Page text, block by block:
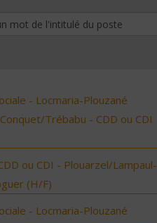
- Locmaria-Plouzané
Trébabu - CDD ou CDI
ou CDI - Plouarzel/Lampaul-
(H/F)
- Locmaria-Plouzané